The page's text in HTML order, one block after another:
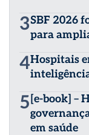
3SBF 2026
para
4Hospitais
5 [e-book] –
em saúde